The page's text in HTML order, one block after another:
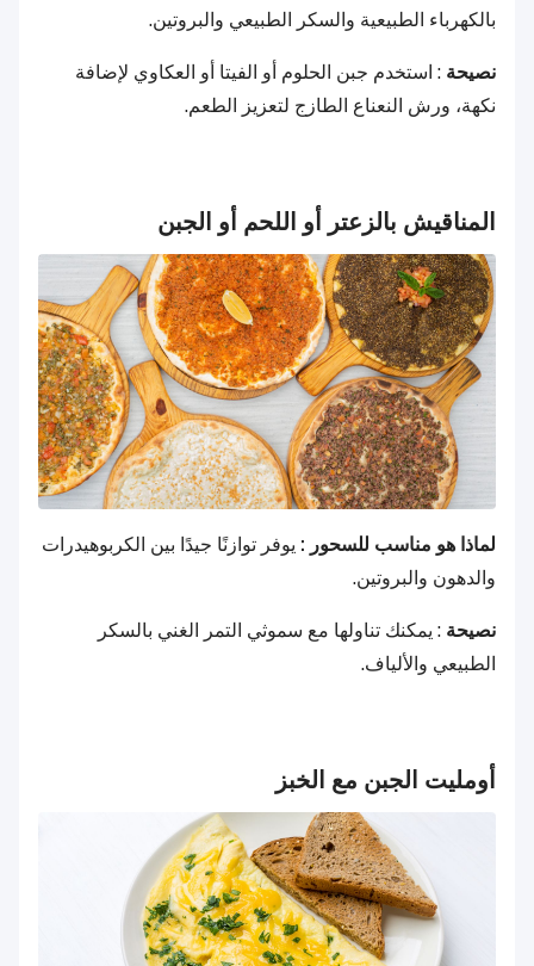
بالكهرباء الطبيعية والسكر الطبيعي والبروتين.
نصيحة : استخدم جبن الحلوم أو الفيتا أو العكاوي لإضافة
نكهة، ورش النعناع الطازج لتعزيز الطعم.
المناقيش بالزعتر أو اللحم أو الجبن
لماذا هو مناسب للسحور : يوفر توازنًا جيدًا بين الكربوهيدرات
والدهون والبروتين.
نصيحة : يمكنك تناولها مع سموثي التمر الغني بالسكر
الطبيعي والألياف.
أومليت الجبن مع الخبز